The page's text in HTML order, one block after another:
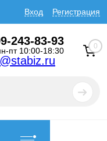
Вход Регистрация
243-83-93
пт 10:00-18:30 0